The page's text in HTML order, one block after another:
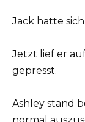
Jack hatte
Jetzt lief er
gepresst.
Ashley stand